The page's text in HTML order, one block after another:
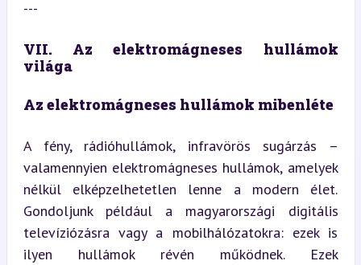
---
VII. Az elektromágneses hullámok
világa
Az elektromágneses hullámok mibenléte
A fény, rádióhullámok, infravörös sugárzás –
valamennyien elektromágneses hullámok, amelyek
nélkül elképzelhetetlen lenne a modern élet.
Gondoljunk például a magyarországi digitális
televíziózásra vagy a mobilhálózatokra: ezek is
ilyen hullámok révén működnek. Ezek